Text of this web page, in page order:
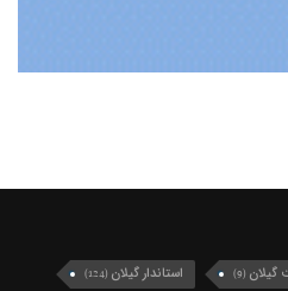
گیلان (9) استاندار گیلان (124)